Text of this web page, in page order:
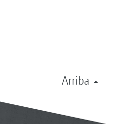
Arriba